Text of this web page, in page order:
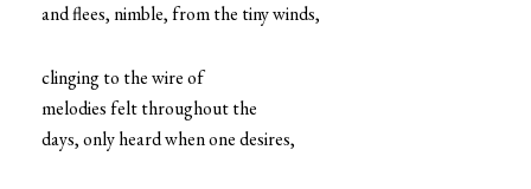
and flees, nimble, from the tiny winds,
clinging to the wire of
melodies felt throughout the
days, only heard when one desires,